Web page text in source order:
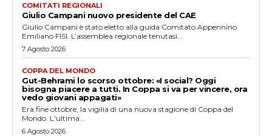
COMITATI REGIONALI
Giulio Campani nuovo presidente del CAE
Giulio Campani è stato eletto alla guida Comitato Appennino
Emiliano FISI. L’assemblea regionale tenutasi...
7 Agosto 2026
COPPA DEL MONDO
Gut-Behrami lo scorso ottobre: «I social? Oggi
bisogna piacere a tutti. In Coppa si va per vincere, ora
vedo giovani appagati»
Era fine ottobre, la vigilia di una nuova stagione di Coppa del
Mondo. L'ultima...
6 Agosto 2026